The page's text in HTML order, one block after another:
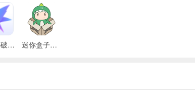
铁锭
迅雷vip破解版永久会员2024版 迷你盒子手机版